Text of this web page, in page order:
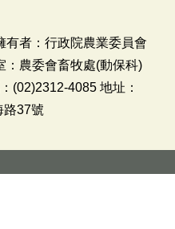
有者：行政院農業委員會
：農委會畜牧處(動保科)
(02)2312-4085 地址：
路37號